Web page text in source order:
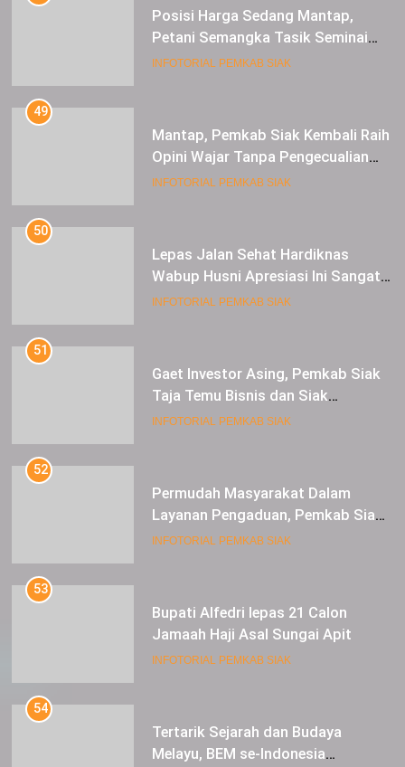
Posisi Harga Sedang Mantap,
Petani Semangka Tasik Seminai
Raup Untung
INFOTORIAL PEMKAB SIAK
49
Mantap, Pemkab Siak Kembali Raih
Opini Wajar Tanpa Pengecualian
ke-13 Dari BPK RI.
INFOTORIAL PEMKAB SIAK
50
Lepas Jalan Sehat Hardiknas
Wabup Husni Apresiasi Ini Sangat
Luar Biasa
INFOTORIAL PEMKAB SIAK
51
Gaet Investor Asing, Pemkab Siak
Taja Temu Bisnis dan Siak
Expoversary 2024
INFOTORIAL PEMKAB SIAK
52
Permudah Masyarakat Dalam
Layanan Pengaduan, Pemkab Siak
Luncurkan Aplikasi SIP PUAN
INFOTORIAL PEMKAB SIAK
53
Bupati Alfedri lepas 21 Calon
Jamaah Haji Asal Sungai Apit
INFOTORIAL PEMKAB SIAK
54
Tertarik Sejarah dan Budaya
Melayu, BEM se-Indonesia